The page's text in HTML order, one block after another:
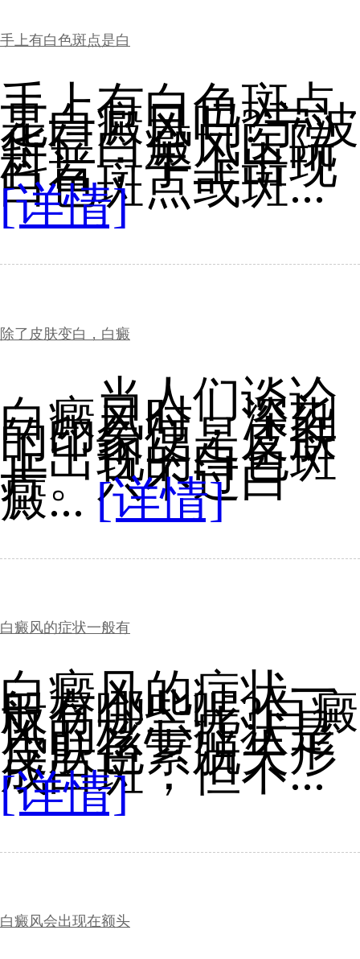
手上有白色斑点是白
手上有白色斑点
是白癜风吗?宁波
华仁白癜风医院
科普：手上出现
白色斑点或斑...
[详情]
除了皮肤变白，白癜
当人们谈论
白癜风时，深刻
的印象便是皮肤
上出现的白色斑
片。只不过白
癜... [详情]
白癜风的症状一般有
白癜风的症状一
般有哪些呢?白癜
风的核心症状是
皮肤色素脱失形
成白斑，但不...
[详情]
白癜风会出现在额头